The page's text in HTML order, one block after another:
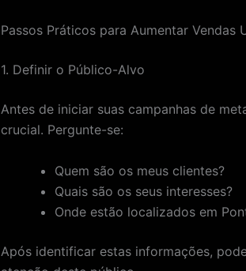
Passos Práticos para Aumentar Vendas
1. Definir o Público-Alvo
Antes de iniciar suas campanhas de
crucial. Pergunte-se:
Quem são os meus clientes?
Quais são os seus interesses?
Onde estão localizados em
Após identificar estas informações,